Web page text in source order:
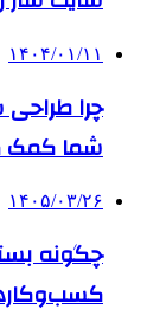
۱۴۰۴/۰۱/۱۱
چرا
شما کمک
۱۴۰۵/۰۳/۲۶
چگونه